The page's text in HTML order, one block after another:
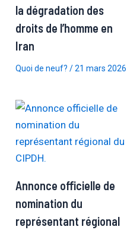
la dégradation des
droits de l’homme en
Iran
Quoi de neuf? /21 mars 2026
Annonce officielle de
nomination du
représentant régional